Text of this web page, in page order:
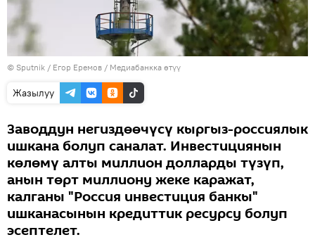
© Sputnik / Егор Еремов / Медиабанкка өтүү
Жазылуу
Заводдун негиздөөчүсү кыргыз-россиялык
ишкана болуп саналат. Инвестициянын
көлөмү алты миллион долларды түзүп,
анын төрт миллиону жеке каражат,
калганы "Россия инвестиция банкы"
ишканасынын кредиттик ресурсу болуп
эсептелет.